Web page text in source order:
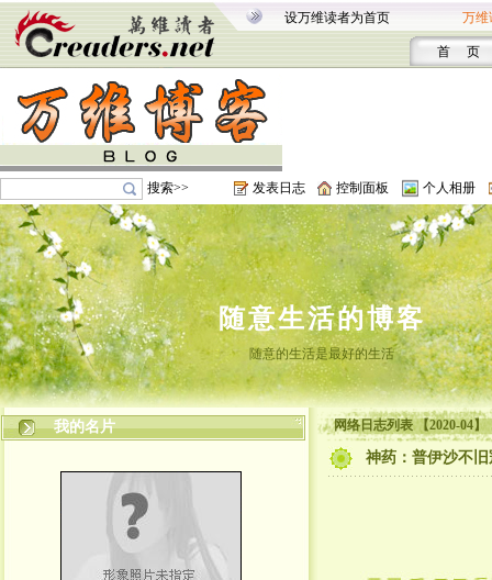
设万维读者为首页 万维
首 页
搜索>> 发表日志 控制面板 个人相册
随意生活的博客
随意的生活是最好的生活
我的名片 网络日志列表 【2020-04】
神药：普伊沙不旧